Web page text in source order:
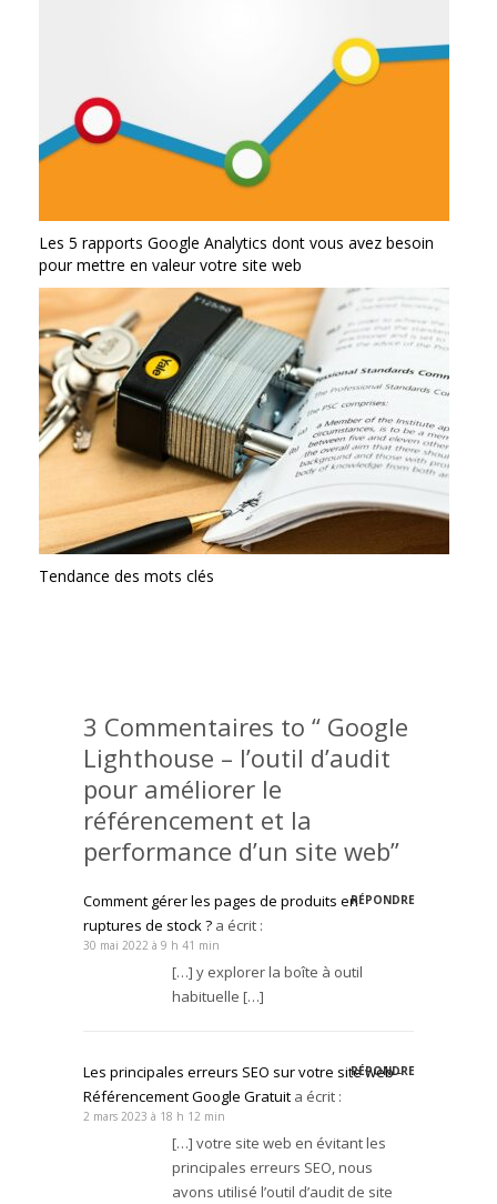
Les 5 rapports Google Analytics dont vous avez besoin
pour mettre en valeur votre site web
Tendance des mots clés
3 Commentaires to “ Google
Lighthouse – l’outil d’audit
pour améliorer le
référencement et la
performance d’un site web”
Comment gérer les pages de produits en
ruptures de stock ? a écrit :
RÉPONDRE
30 mai 2022 à 9 h 41 min
[…] y explorer la boîte à outil
habituelle […]
Les principales erreurs SEO sur votre site web -
Référencement Google Gratuit a écrit :
RÉPONDRE
2 mars 2023 à 18 h 12 min
[…] votre site web en évitant les
principales erreurs SEO, nous
avons utilisé l’outil d’audit de site